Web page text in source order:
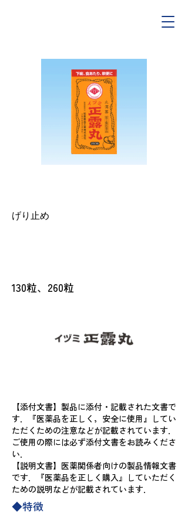
げり止め
130粒、260粒
【添付文書】製品に添付・記載された文書で
す．『医薬品を正しく，安全に使用』してい
ただくための注意などが記載されています．
ご使用の際には必ず添付文書をお読みくださ
い．
【説明文書】医薬関係者向けの製品情報文書
です．『医薬品を正しく購入』していただく
ための説明などが記載されています．
◆特徴